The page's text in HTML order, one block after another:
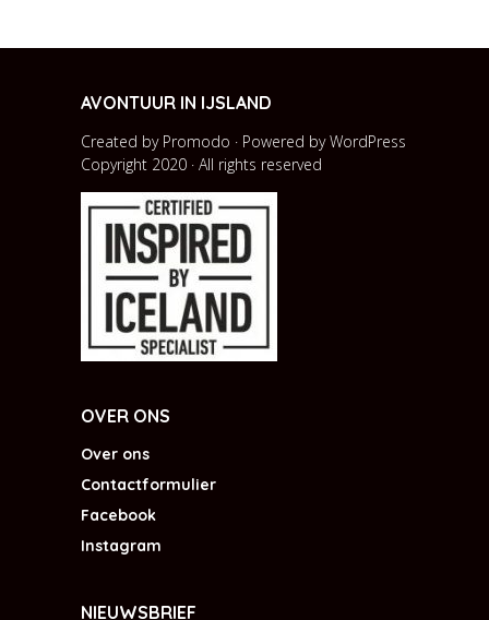
AVONTUUR IN IJSLAND
Created by Promodo · Powered byWordPress
Copyright 2020 · All rights reserved
OVER ONS
Over ons
Contactformulier
Facebook
Instagram
NIEUWSBRIEF